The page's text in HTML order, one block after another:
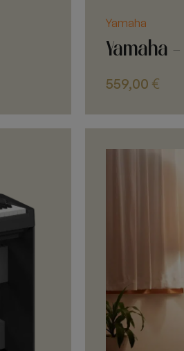
Yamaha
Yamaha
559,00 €